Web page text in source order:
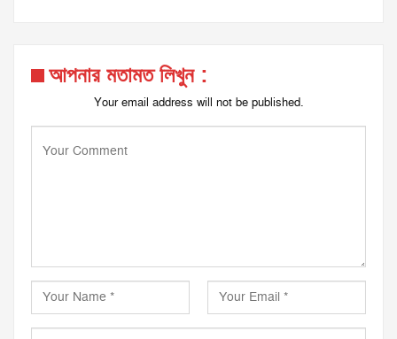
আপনার মতামত লিখুন :
Your email address will not be published.